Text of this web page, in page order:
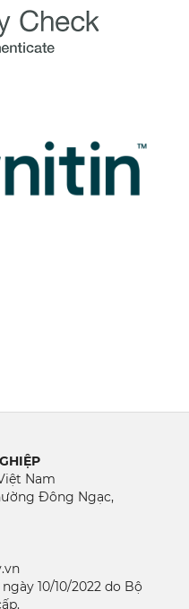
Nam
Đông Ngạc,
10/10/2022 do Bộ